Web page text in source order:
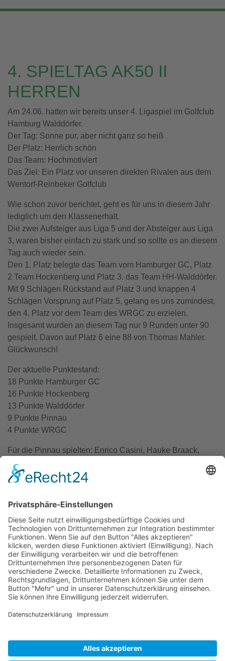
4. SPIELTAG AK50 II
HERREN
Am 24.06. hatten wir bereits unser 4. Ligaspiel im Golfclub
Hamburg Walddörfer.
Der Tag: Sonne pur, aber nicht ganz so heiß
Der Platz: Herrlich schön
Das Team: Hochmotiviert
Das Ziel: Ein Platz vor unseren direkten Rivalen aus dem
Wentorf-Reinbeker Golfclub
Wie schon zuvor berichtet, geht es für uns in diesem Jahr
lediglich um den Klassenerhalt.
Die zwei Aufsteiger aus Liga 5 und der Absteiger aus Liga
3, waren bisher einfach zu stark und so sollte es an diesem
Tag auch wieder sein.
Den 1. Platz belegte das Team vom Hamburger GC, Platz
2 Team Hockenberg und Platz 3. das Team HH-Walddörfer.
Mit 9 Schlägen Rückstand auf Platz 3 und knappen 4
Schlägen Vorsprung auf Platz 5, gelang es uns zumindest,
den 4. Platz vor dem Team des WRGC zu erzielen.
Insgesamt wurden an diesem Tag nur 9 Runden unter 90
gespielt. Davon auf Platz 6 eine 88 von Thomas Mahler.
Glückwunsch!
Der aktuelle Punktestand:
18 Punkte Hamburger GC
16 Punkte Hockenberg
13 Punkte Walddörfer
9 Punkte Pinnau
4 Punkte WRGC
Für die Pinnau spielten: Enrico Casini, Hauke Braack,
Malcolm Black, Michael Karg, Mirko Sauke und Thomas
Mahler. Als Caddie waren Markus Gresser und Frank
Unser letzter Spieltag findet am 22.07. im WRGC statt.
Sportliche Grüße
Eure AK50 II
Zurück